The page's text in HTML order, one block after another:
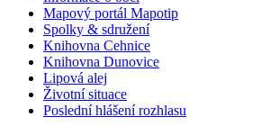
Mapový portál Mapotip
Spolky & sdružení
Knihovna Cehnice
Knihovna Dunovice
Lipová alej
Životní situace
Poslední hlášení rozhlasu